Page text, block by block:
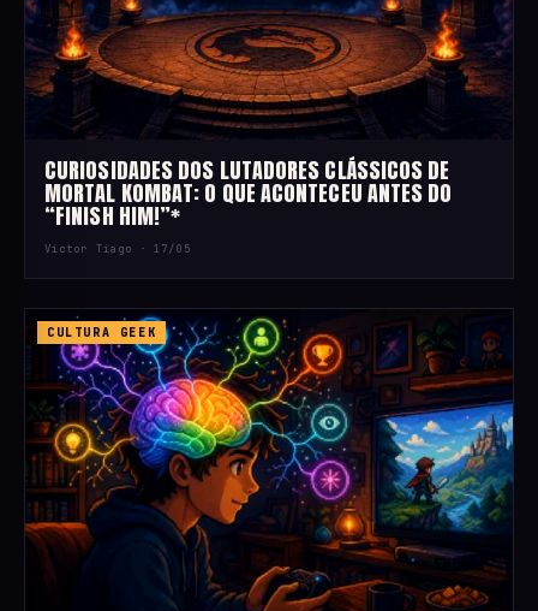
CURIOSIDADES DOS LUTADORES CLÁSSICOS DE
MORTAL KOMBAT: O QUE ACONTECEU ANTES DO
“FINISH HIM!”*
Victor Tiago ·17/05
CULTURA GEEK